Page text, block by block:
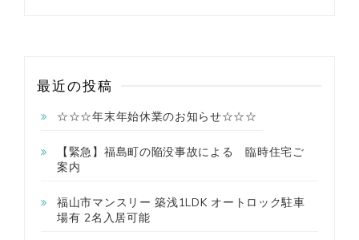
最近の投稿
☆☆☆年末年始休業のお知らせ☆☆☆
【緊急】福島町の陥没事故による 臨時住宅ご
案内
福山市マンスリー 築浅1LDK オートロック駐車
場有 2名入居可能